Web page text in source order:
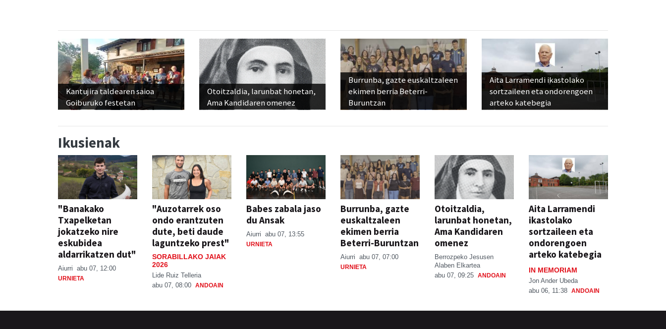
Kantujira taldearen saioa
Goiburuko festetan
Otoitzaldia, larunbat honetan,
Ama Kandidaren omenez
Burrunba, gazte euskaltzaleen
ekimen berria Beterri-
Buruntzan
Aita Larramendi ikastolako
sortzaileen eta ondorengoen
arteko katebegia
Ikusienak
"Banakako
Txapelketan
jokatzeko nire
eskubidea
aldarrikatzen dut"
Aiurri abu 07, 12:00
URNIETA
"Auzotarrek oso
ondo erantzuten
dute, beti daude
laguntzeko prest"
SORABILLAKO JAIAK
2026
Lide Ruiz Telleria
abu 07, 08:00 ANDOAIN
Babes zabala jaso
du Ansak
Aiurri abu 07, 13:55
URNIETA
Burrunba, gazte
euskaltzaleen
ekimen berria
Beterri-Buruntzan
Aiurri abu 07, 07:00
URNIETA
Otoitzaldia,
larunbat honetan,
Ama Kandidaren
omenez
Berrozpeko Jesusen
Alaben Elkartea
abu 07, 09:25 ANDOAIN
Aita Larramendi
ikastolako
sortzaileen eta
ondorengoen
arteko katebegia
IN MEMORIAM
Jon Ander Ubeda
abu 06, 11:38 ANDOAIN